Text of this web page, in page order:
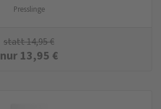
Presslinge
statt14,95€
nur13,95 €